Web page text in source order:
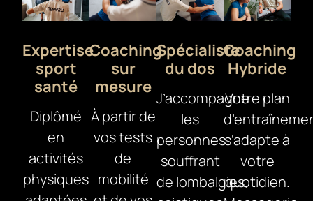
Expertise
sport
santé
Diplômé
en
activités
physiques
Coaching
sur
mesure
À partir de
vos tests
de
mobilité
Spécialiste
du dos
J’accompagne
les
personnes
souffrant
de lombalgies,
Coaching
Hybride
Votre plan
s’adapte à
votre
quotidien.